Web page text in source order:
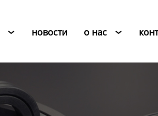
 новости о нас 